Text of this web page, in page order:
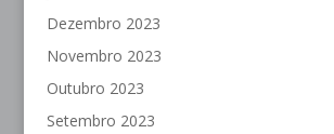
Dezembro 2023
Novembro 2023
Outubro 2023
Setembro 2023